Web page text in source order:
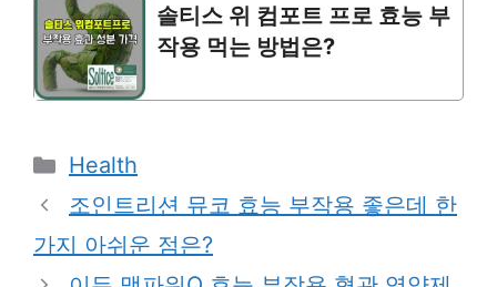
솔티스 위 컴포트 프로 효능 부
작용 먹는 방법은?
Categories
Health
조인트리션 뮤코 효능 부작용 좋은데 한
가지 아쉬운 점은?